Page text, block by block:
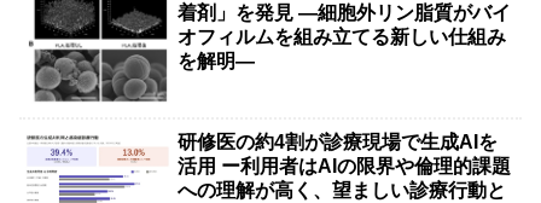
着剤」を発見 ―細胞外リン脂質がバイ
オフィルムを組み立てる新しい仕組み
を解明―
研修医の約4割が診療現場で生成AIを
活用 ー利用者はAIの限界や倫理的課題
への理解が高く、望ましい診療行動と